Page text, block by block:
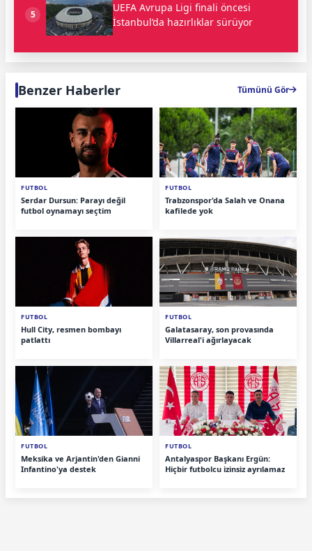
5
UEFA Avrupa Ligi finali öncesi
İstanbul’da hazırlıklar sürüyor
Benzer Haberler Tümünü Gör
FUTBOL
Serdar Dursun: Parayı değil
futbol oynamayı seçtim
FUTBOL
Trabzonspor'da Salah ve Onana
kafilede yok
FUTBOL
Hull City, resmen bombayı
patlattı
FUTBOL
Galatasaray, son provasında
Villarreal'i ağırlayacak
FUTBOL
Meksika ve Arjantin'den Gianni
Infantino'ya destek
FUTBOL
Antalyaspor Başkanı Ergün:
Hiçbir futbolcu izinsiz ayrılamaz